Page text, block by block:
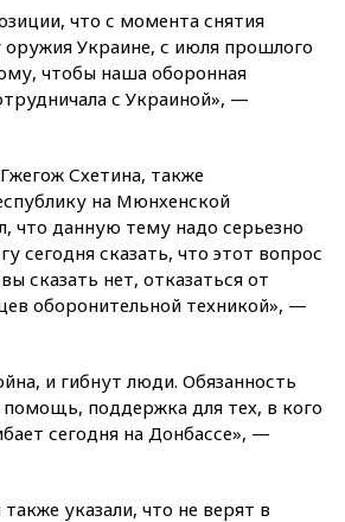
что с момента снятия
Украине, с июля прошлого
чтобы наша оборонная
с Украиной», —
Схетина, также
на Мюнхенской
что данную тему надо серьезно
сегодня сказать, что этот вопрос
сказать нет, отказаться от
оборонительной техникой», —
и гибнут люди. Обязанность
поддержка для тех, в кого
сегодня на Донбассе», —
указали, что не верят в